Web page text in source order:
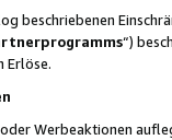
beschriebenen
“)
Erlöse.
Werbeaktionen